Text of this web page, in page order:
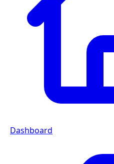
Dashboard